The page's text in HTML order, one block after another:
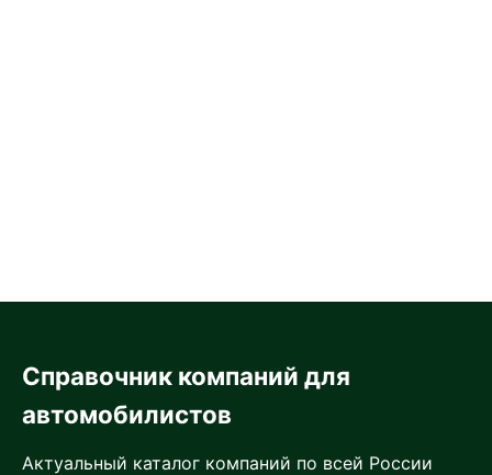
Справочник компаний для
автомобилистов
Актуальный каталог компаний по всей России